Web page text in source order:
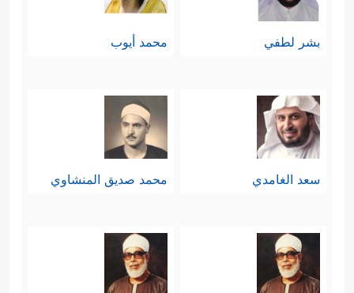
بشر لطفي محمد أيوب
سعد الغامدي محمد صديق المنشاوي